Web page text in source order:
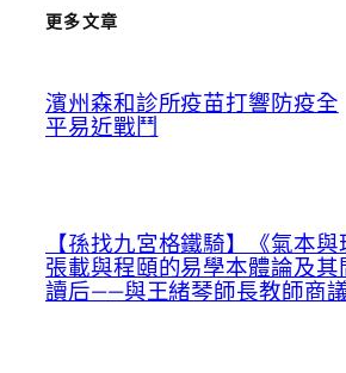
更多文章
濱州森和診所疫苗打響防疫全
平易近戰鬥
【孫找九宮格鐵騎】《氣本
張載與程頤的易學本體論及其
讀后——與王緒琴師長教師商